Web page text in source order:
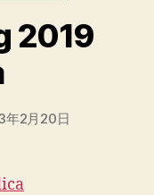
2019
年2月20日